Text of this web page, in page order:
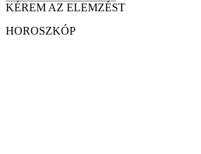
KÉREM AZ ELEMZÉST
HOROSZKÓP